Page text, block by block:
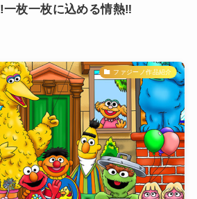
枚一枚に込める情熱‼️
ファジーノ作品紹介